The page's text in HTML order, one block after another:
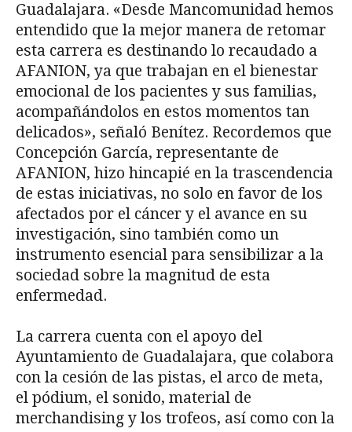
Guadalajara. «Desde Mancomunidad hemos
entendido que la mejor manera de retomar
esta carrera es destinando lo recaudado a
AFANION, ya que trabajan en el bienestar
emocional de los pacientes y sus familias,
acompañándolos en estos momentos tan
delicados», señaló Benítez. Recordemos que
Concepción García, representante de
AFANION, hizo hincapié en la trascendencia
de estas iniciativas, no solo en favor de los
afectados por el cáncer y el avance en su
investigación, sino también como un
instrumento esencial para sensibilizar a la
sociedad sobre la magnitud de esta
enfermedad.
La carrera cuenta con el apoyo del
Ayuntamiento de Guadalajara, que colabora
con la cesión de las pistas, el arco de meta,
el pódium, el sonido, material de
merchandising y los trofeos, así como con la